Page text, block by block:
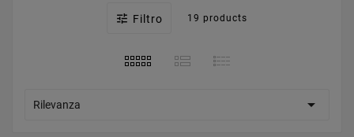
 Filtro 19 products
Rilevanza 